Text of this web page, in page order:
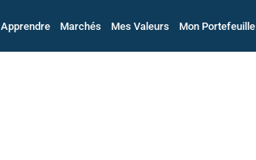
Apprendre Marchés Mes Valeurs Mon Portefeuille